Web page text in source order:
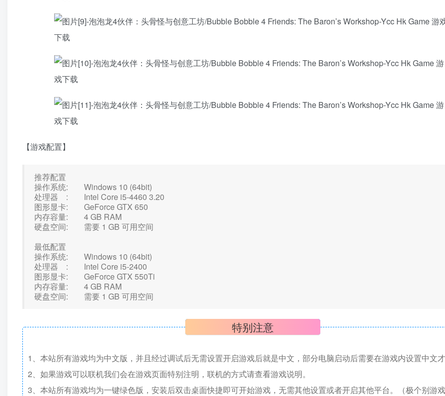
【游戏配置】
推荐配置
操作系统: Windows 10 (64bit)
处理器 : Intel Core i5-4460 3.20
图形显卡: GeForce GTX 650
内存容量: 4 GB RAM
硬盘空间: 需要 1 GB 可用空间
最低配置
操作系统: Windows 10 (64bit)
处理器 : Intel Core i5-2400
图形显卡: GeForce GTX 550Ti
内存容量: 4 GB RAM
硬盘空间: 需要 1 GB 可用空间
特别注意
1、本站所有游戏均为中文版，并且经过调试后无需设置开启游戏后就是中文，部分电脑启动后需要在游戏内设置中文才
2、如果游戏可以联机我们会在游戏页面特别注明，联机的方式请查看游戏说明。
3、本站所有游戏均为一键绿色版，安装后双击桌面快捷即可开始游戏，无需其他设置或者开启其他平台。（极个别游